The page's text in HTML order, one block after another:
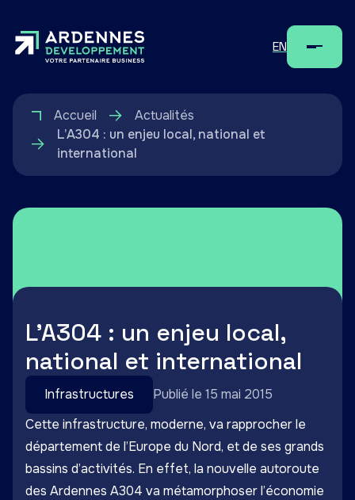
EN Menu
Accueil
Actualités
L’A304 : un enjeu local, national et
international
L’A304 : un enjeu local,
national et international
Infrastructures
Publié le 15 mai 2015
Cette infrastructure, moderne, va rapprocher le
département de l’Europe du Nord, et de ses grands
bassins d’activités. En effet, la nouvelle autoroute
des Ardennes A304 va métamorphoser l’économie